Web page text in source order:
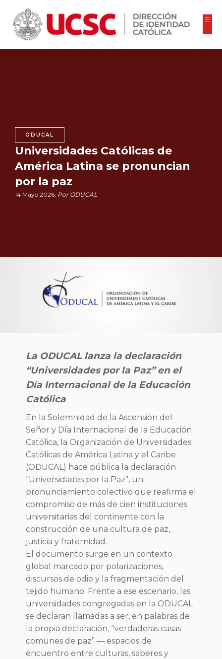
ODUCAL
Universidades Católicas de
América Latina se pronuncian
por la paz
14 Mayo 2026, Por ODUCAL
La ODUCAL lanza la declaración
“Universidades por la Paz” en el
Día Internacional de la Educación
Católica
En la Solemnidad de la Ascensión del
Señor y Día Internacional de la Educación
Católica, la Organización de Universidades
Católicas de América Latina y el Caribe
(ODUCAL) hace pública la declaración
“Universidades por la Paz”, un
pronunciamiento colectivo que reafirma el
compromiso de más de cien instituciones
universitarias del continente con la
construcción de una cultura de paz,
justicia y fraternidad.
El documento surge en un contexto
global marcado por polarizaciones,
discursos de odio y la fragmentación del
tejido humano. Frente a ese escenario, las
universidades congregadas en la ODUCAL
se declaran llamadas a ser, en palabras de
la propia declaración, “verdaderas casas
comunes de paz” — espacios de
encuentro entre culturas, saberes y